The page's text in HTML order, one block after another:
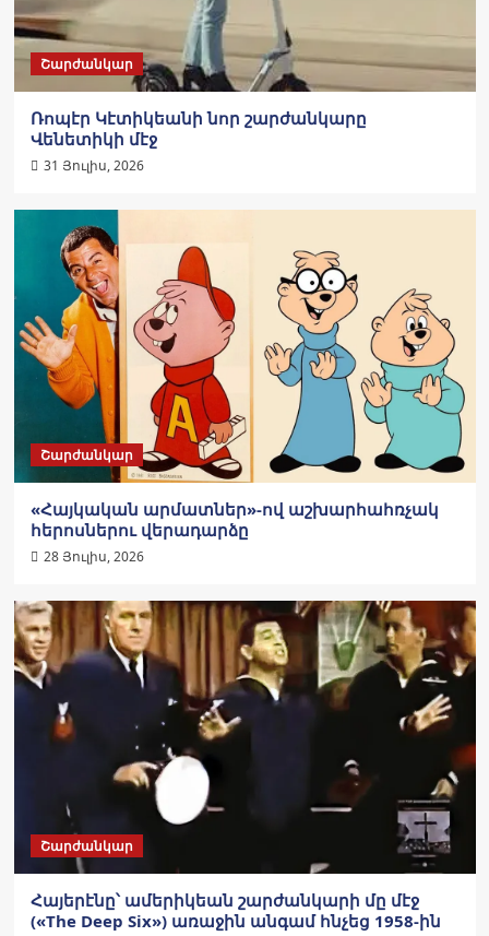
Շարժանկար
Ռոպէր Կէտիկեանի նոր շարժանկարը
Վենետիկի մէջ
31 Յուլիս, 2026
Շարժանկար
«Հայկական արմատներ»-ով աշխարհահռչակ
հերոսներու վերադարձը
28 Յուլիս, 2026
Շարժանկար
Հայերէնը՝ ամերիկեան շարժանկարի մը մէջ
(«The Deep Six») առաջին անգամ հնչեց 1958-ին